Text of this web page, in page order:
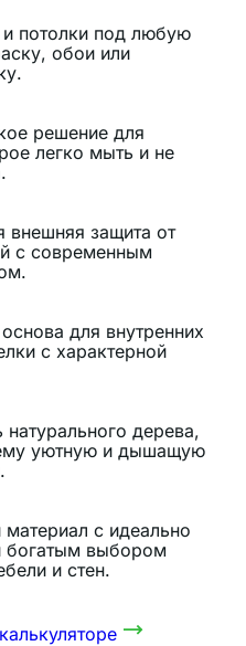
потолки под любую
обои или
решение для
легко мыть и не
внешняя защита от
с современным
для внутренних
с характерной
натурального дерева,
уютную и дышащую
с идеально
богатым выбором
и стен.